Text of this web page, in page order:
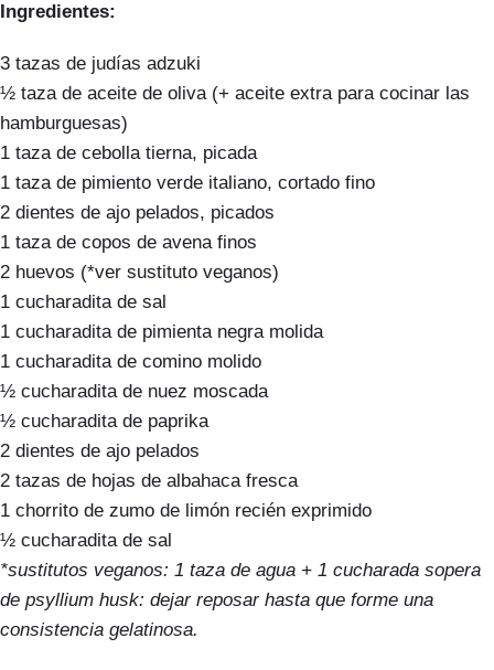
Ingredientes:
3 tazas de judías adzuki
½ taza de aceite de oliva (+ aceite extra para cocinar las
hamburguesas)
1 taza de cebolla tierna, picada
1 taza de pimiento verde italiano, cortado fino
2 dientes de ajo pelados, picados
1 taza de copos de avena finos
2 huevos (*ver sustituto veganos)
1 cucharadita de sal
1 cucharadita de pimienta negra molida
1 cucharadita de comino molido
½ cucharadita de nuez moscada
½ cucharadita de paprika
2 dientes de ajo pelados
2 tazas de hojas de albahaca fresca
1 chorrito de zumo de limón recién exprimido
½ cucharadita de sal
*sustitutos veganos: 1 taza de agua + 1 cucharada sopera
de psyllium husk: dejar reposar hasta que forme una
consistencia gelatinosa.